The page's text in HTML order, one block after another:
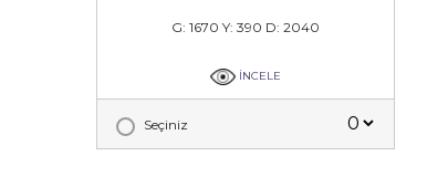
G: 1670 Y: 390 D: 2040
İNCELE
Seçiniz